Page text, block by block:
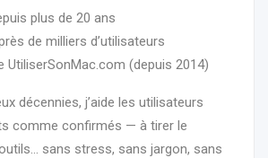
plus de 20 ans
de milliers d’utilisateurs
UtiliserSonMac.com (depuis 2014)
décennies, j’aide les utilisateurs
comme confirmés — à tirer le
sans stress, sans jargon, sans